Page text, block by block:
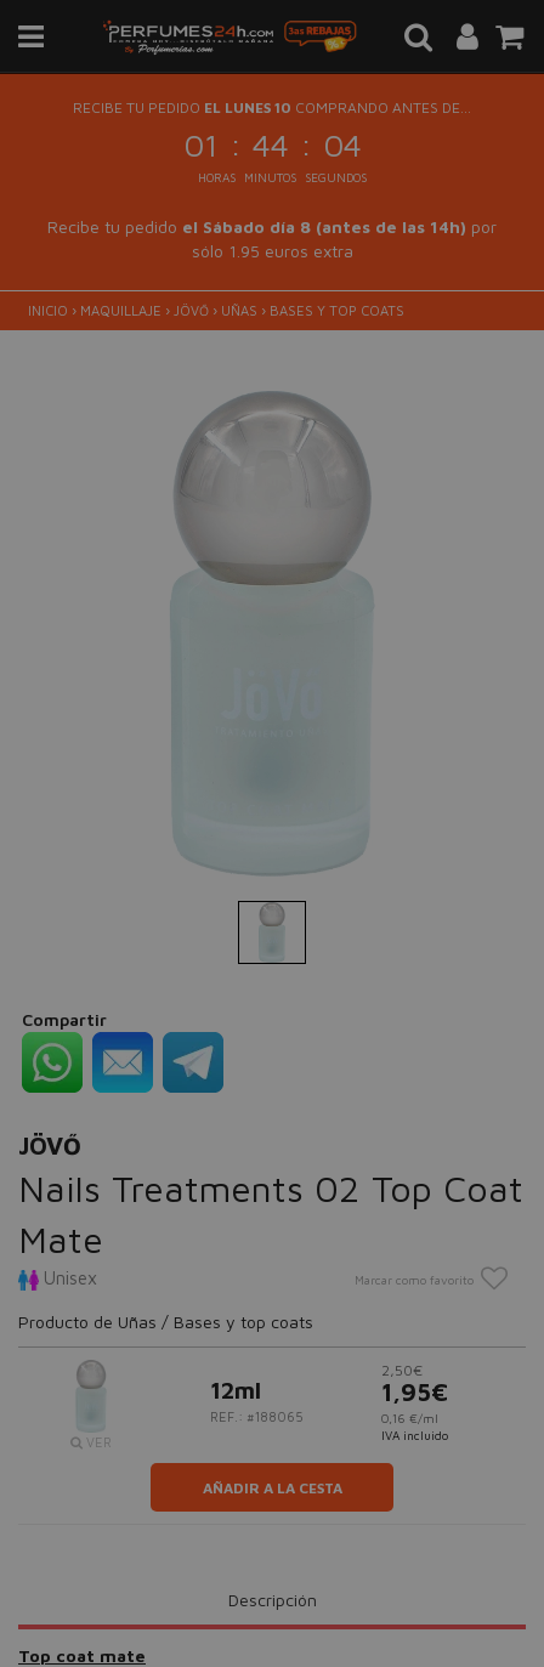
RECIBE TU PEDIDO EL LUNES 10 COMPRANDO ANTES DE...
01 : 44 : 04
HORAS MINUTOS SEGUNDOS
Recibe tu pedido el Sábado día 8 (antes de las 14h) por
sólo 1.95 euros extra
INICIO › MAQUILLAJE › JÖVŐ › UÑAS › BASES Y TOP COATS
Compartir
JÖVŐ
Nails Treatments 02 Top Coat
Mate
Unisex Marcar como favorito
Producto de Uñas / Bases y top coats
VER
12ml
REF.: #188065
2,50€
1,95€
0,16 €/ml
IVA incluido
AÑADIR A LA CESTA
Descripción
Top coat mate